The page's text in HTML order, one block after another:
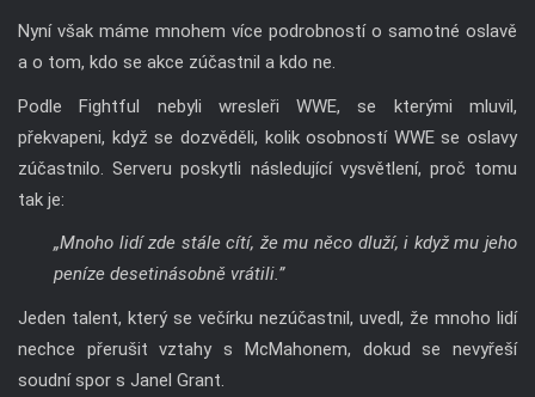
Nyní však máme mnohem více podrobností o samotné oslavě
a o tom, kdo se akce zúčastnil a kdo ne.
Podle Fightful nebyli wresleři WWE, se kterými mluvil,
překvapeni, když se dozvěděli, kolik osobností WWE se oslavy
zúčastnilo. Serveru poskytli následující vysvětlení, proč tomu
tak je:
„Mnoho lidí zde stále cítí, že mu něco dluží, i když mu jeho
peníze desetinásobně vrátili.”
Jeden talent, který se večírku nezúčastnil, uvedl, že mnoho lidí
nechce přerušit vztahy s McMahonem, dokud se nevyřeší
soudní spor s Janel Grant.